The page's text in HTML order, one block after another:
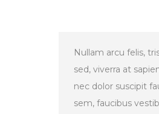
Nullam arcu felis,
sed, viverra at
nec dolor suscipit
sem, faucibus